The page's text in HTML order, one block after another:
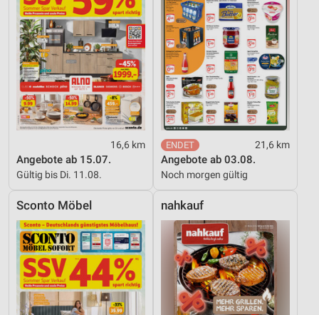
16,6 km
Angebote ab 15.07.
Gültig bis Di. 11.08.
21,6 km
Angebote ab 03.08.
Noch morgen gültig
Sconto Möbel nahkauf